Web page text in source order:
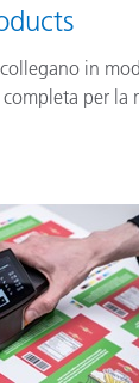
in
per la